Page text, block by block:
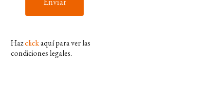
Hazclickaquí para ver las
condiciones legales.